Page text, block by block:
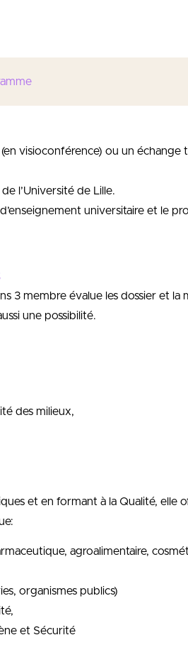
visioconférence) ou un
l’Université de Lille.
universitaire et le
3 membre évalue les dossier et la
une possibilité.
des milieux,
et en formant à la Qualité,
agroalimentaire,
organismes publics)
et Sécurité